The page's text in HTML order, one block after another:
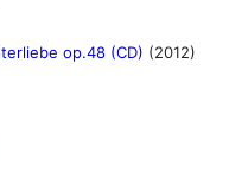
op.48 (CD) (2012)